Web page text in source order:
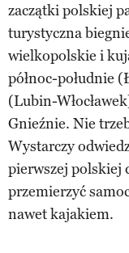
zaczątki polskiej
turystyczna
wielkopolskie i
północ-południe
(Lubin-
Gnieźnie. Nie
Wystarczy
pierwszej polskiej
przemierzyć
nawet kajakiem.